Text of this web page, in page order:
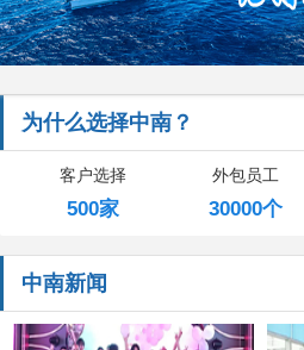
为什么选择中南？
客户选择
500家
外包员工
30000个
中南新闻